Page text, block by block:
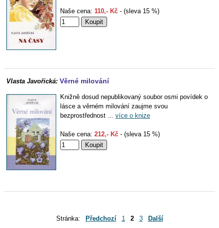
Naše cena: 110,- Kč - (sleva 15 %)
Vlasta Javořická: Věrné milování
Knižně dosud nepublikovaný soubor osmi povídek o
lásce a věrném milování zaujme svou
bezprostřednost ... více o knize
Naše cena: 212,- Kč - (sleva 15 %)
Stránka: Předchozí 1 2 3 Další